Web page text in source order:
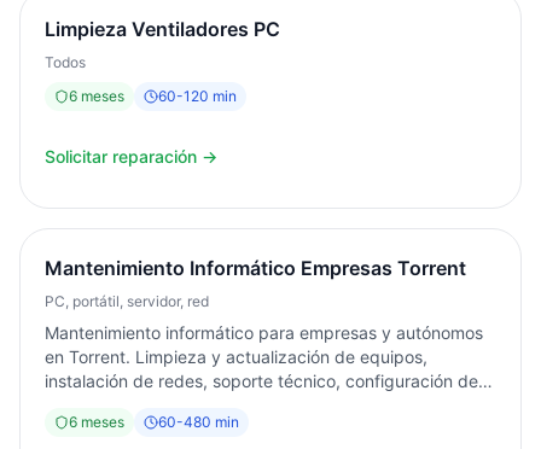
Limpieza Ventiladores PC
Todos
6 meses 60-120 min
Solicitar reparación →
Mantenimiento Informático Empresas Torrent
PC, portátil, servidor, red
Mantenimiento informático para empresas y autónomos
en Torrent. Limpieza y actualización de equipos,
instalación de redes, soporte técnico, configuración de
Zona: Torrent, Polígono Industrial, Paterna, Quart de
6 meses 60-480 min